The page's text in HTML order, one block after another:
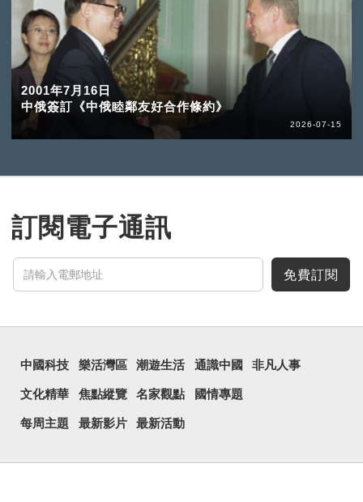
2001年7月16日
中俄簽訂《中俄睦鄰友好合作條約》
2026-07-15
訂閱電子通訊
免費訂閱
中國科技 樂活灣區 潮遊生活 通識中國 非凡人事
文化精華 焦點縱覽 名家觀點 國情專題
每周主題 最新影片 最新活動